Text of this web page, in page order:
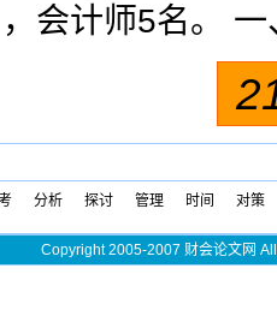
会计师5名。
分析 探讨 管理 时间 对策
Copyright 2005-2007 财会论文网